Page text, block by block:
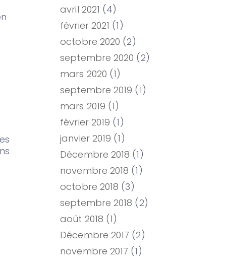
avril 2021 (4)
février 2021 (1)
octobre 2020 (2)
septembre 2020 (2)
mars 2020 (1)
septembre 2019 (1)
mars 2019 (1)
février 2019 (1)
janvier 2019 (1)
Décembre 2018 (1)
novembre 2018 (1)
octobre 2018 (3)
septembre 2018 (2)
août 2018 (1)
Décembre 2017 (2)
novembre 2017 (1)